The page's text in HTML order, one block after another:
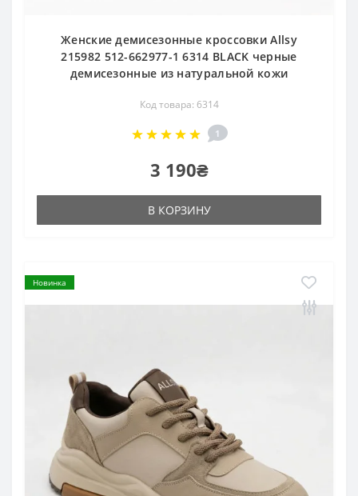
Женские демисезонные кроссовки Allsy
215982 512-662977-1 6314 BLACK черные
демисезонные из натуральной кожи
Код товара: 6314
1
3 190₴
В КОРЗИНУ
Новинка